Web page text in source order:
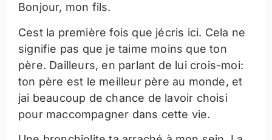
Bonjour, mon fils.
Cest la première fois que jécris ici. Cela ne
signifie pas que je taime moins que ton
père. Dailleurs, en parlant de lui crois-moi:
ton père est le meilleur père au monde, et
jai beaucoup de chance de lavoir choisi
pour maccompagner dans cette vie.